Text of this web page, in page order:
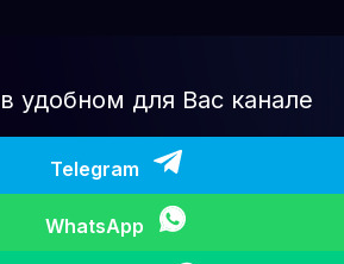
удобном для Вас канале
Telegram
WhatsApp